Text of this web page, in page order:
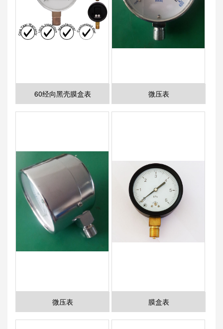
60经向黑壳膜盒表 微压表
微压表 膜盒表